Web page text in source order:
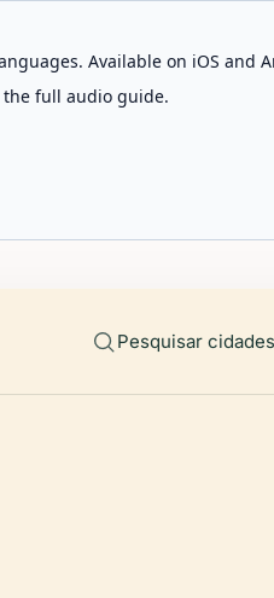
Available on iOS and
the full audio guide.
Pesquisar cidades